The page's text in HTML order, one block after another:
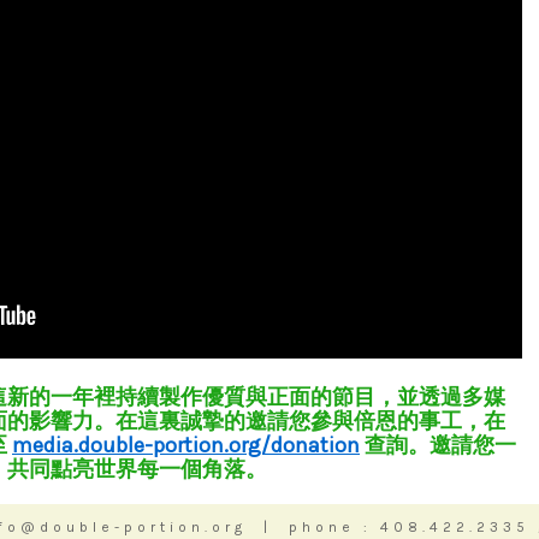
的一年裡持續製作優質與正面的節目，並透過多媒
影響力。在這裏誠摯的邀請您參與倍恩的事工，在
media.double-portion.org/donation 查詢。邀請您一
同點亮世界每一個角落。
portion.org | phone : 408.422.2335